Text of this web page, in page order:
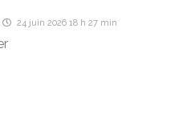
24 juin 2026 18 h 27 min